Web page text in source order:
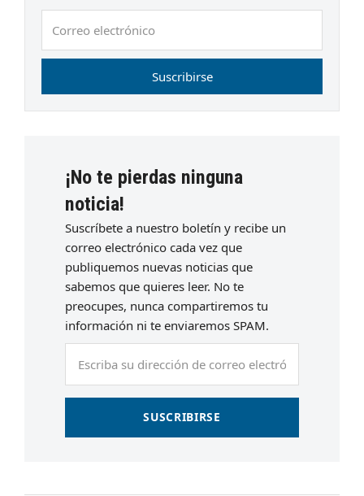
electrónico
Suscribirse
¡No te pierdas ninguna
noticia!
Suscríbete a nuestro boletín y recibe un
correo electrónico cada vez que
publiquemos nuevas noticias que
sabemos que quieres leer. No te
preocupes, nunca compartiremos tu
información ni te enviaremos SPAM.
SUSCRIBIRSE